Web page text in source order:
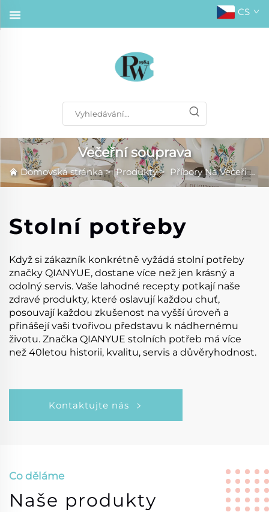
CS
Večeřní souprava
Domovská stránka>Produkty> Příbory Na Večeři>
Stolní potřeby
Když si zákazník konkrétně vyžádá stolní potřeby
značky QIANYUE, dostane více než jen krásný a
odolný servis. Vaše lahodné recepty potkají naše
zdravé produkty, které oslavují každou chuť,
posouvají každou zkušenost na vyšší úroveň a
přinášejí vaši tvořivou představu k nádhernému
životu. Značka QIANYUE stolních potřeb má více
než 40letou historii, kvalitu, servis a důvěryhodnost.
Kontaktujte nás
Co děláme
Naše produkty